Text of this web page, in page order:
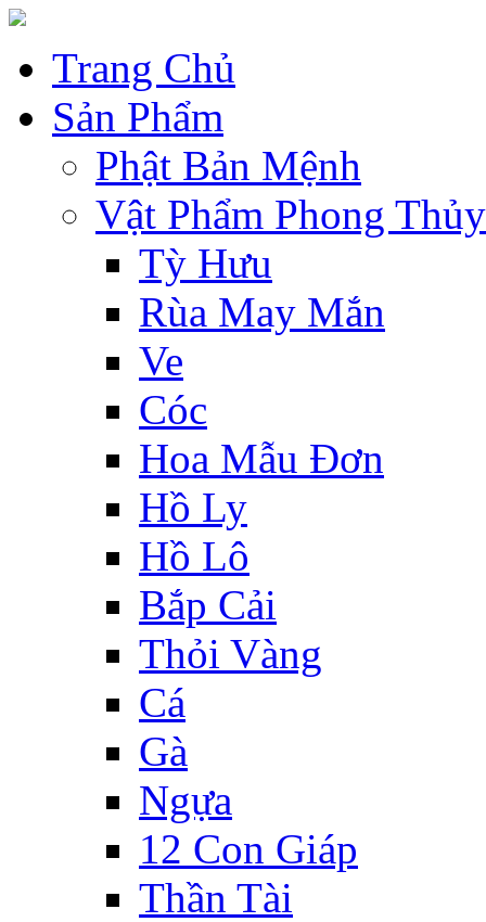
Trang Chủ
Sản Phẩm
Phật Bản Mệnh
Vật Phẩm Phong Thủy
Tỳ Hưu
Rùa May Mắn
Ve
Cóc
Hoa Mẫu Đơn
Hồ Ly
Hồ Lô
Bắp Cải
Thỏi Vàng
Cá
Gà
Ngựa
12 Con Giáp
Thần Tài